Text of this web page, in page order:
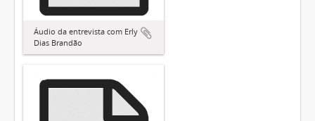
Áudio da entrevista com Erly
Dias Brandão